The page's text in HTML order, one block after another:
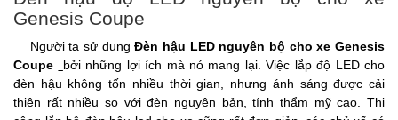
Genesis Coupe
Người ta sử dụngĐèn hậu LED nguyên bộ cho xe Genesis
Coupe
bởi những lợi ích mà nó mang lại. Việc lắp độ LED cho
đèn hậu không tốn nhiều thời gian, nhưng ánh sáng được cải
thiện rất nhiều so với đèn nguyên bản, tính thẩm mỹ cao. Thi